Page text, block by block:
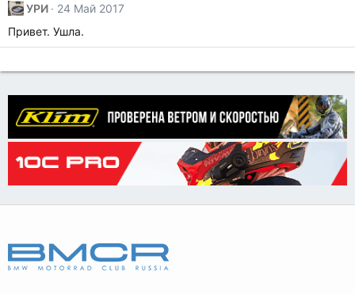
УРИ
24 Май 2017
Привет. Ушла.